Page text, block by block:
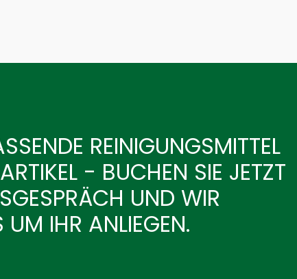
REINIGUNGSMITTEL
- BUCHEN SIE JETZT
UND WIR
IHR ANLIEGEN.